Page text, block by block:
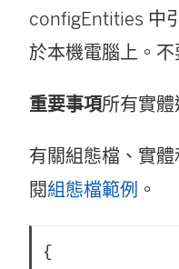
configEntities 中
於本機電腦上。不
重要事項所有實體
有關組態檔、實
閱組態檔範例 。
{